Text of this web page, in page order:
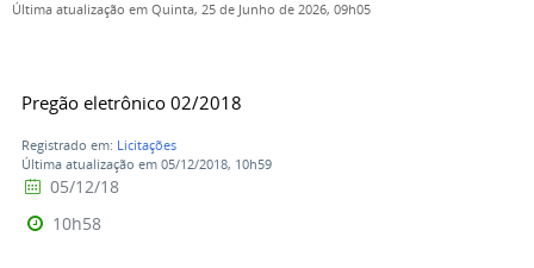
Última atualização em Quinta, 25 de Junho de 2026, 09h05
Pregão eletrônico 02/2018
Registrado em: Licitações
Última atualização em 05/12/2018, 10h59
05/12/18
10h58